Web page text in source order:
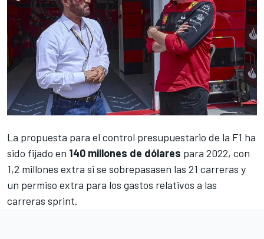
La propuesta para el control presupuestario de la F1 ha
sido fijado en 140 millones de dólares para 2022, con
1,2 millones extra si se sobrepasasen las 21 carreras y
un permiso extra para los gastos relativos a las
carreras sprint.